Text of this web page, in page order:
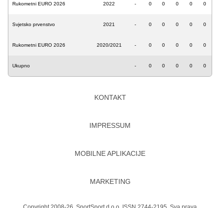
Rukometni EURO 2026 2022 - 0 0 0 0 0
Svjetsko prvenstvo 2021 - 0 0 0 0 0
Rukometni EURO 2026 2020/2021 - 0 0 0 0 0
Ukupno - 0 0 0 0 0
KONTAKT
IMPRESSUM
MOBILNE APLIKACIJE
MARKETING